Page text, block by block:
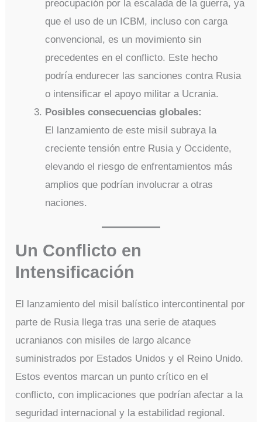
preocupación por la escalada de la guerra, ya
que el uso de un ICBM, incluso con carga
convencional, es un movimiento sin
precedentes en el conflicto. Este hecho
podría endurecer las sanciones contra Rusia
o intensificar el apoyo militar a Ucrania.
Posibles consecuencias globales:
El lanzamiento de este misil subraya la
creciente tensión entre Rusia y Occidente,
elevando el riesgo de enfrentamientos más
amplios que podrían involucrar a otras
naciones.
Un Conflicto en
Intensificación
El lanzamiento del misil balístico intercontinental por
parte de Rusia llega tras una serie de ataques
ucranianos con misiles de largo alcance
suministrados por Estados Unidos y el Reino Unido.
Estos eventos marcan un punto crítico en el
conflicto, con implicaciones que podrían afectar a la
seguridad internacional y la estabilidad regional.